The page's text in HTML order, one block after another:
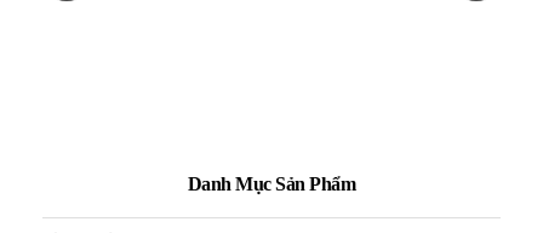
Danh Mục Sản Phẩm